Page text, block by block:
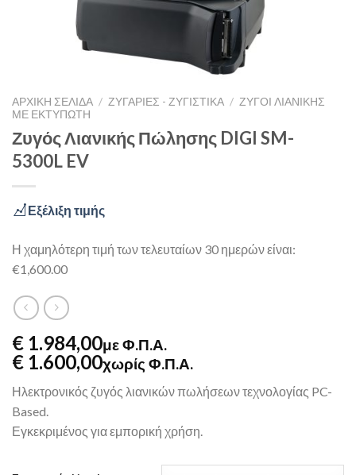
ΑΡΧΙΚΉ ΣΕΛΊΔΑ / ΖΥΓΑΡΙΈΣ - ΖΥΓΙΣΤΙΚΆ / ΖΥΓΟΊ ΛΙΑΝΙΚΉΣ
ΜΕ ΕΚΤΥΠΩΤΉ
Ζυγός Λιανικής Πώλησης DIGI SM-
5300L EV
Εξέλιξη τιμής
Η χαμηλότερη τιμή των τελευταίων 30 ημερών είναι:
€1,600.00
€ 1.984,00με Φ.Π.Α.
€ 1.600,00χωρίς Φ.Π.Α.
Ηλεκτρονικός ζυγός λιανικών πωλήσεων τεχνολογίας PC-
Based.
Εγκεκριμένος για εμπορική χρήση.